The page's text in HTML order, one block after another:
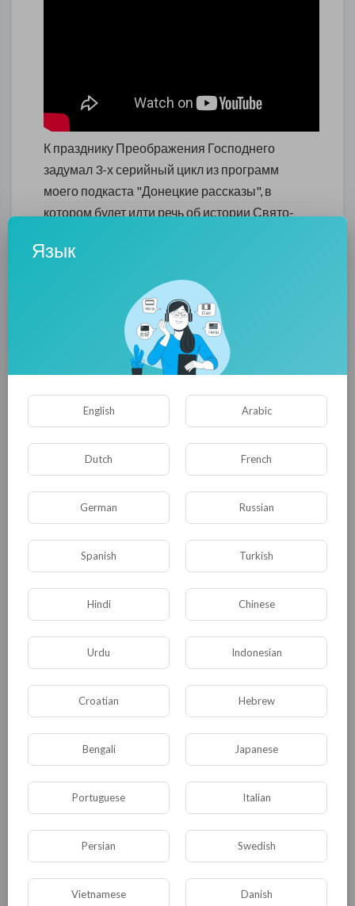
К празднику Преображения Господнего
задумал 3-х серийный цикл из программ
моего подкаста "Донецкие рассказы", в
котором будет идти речь об истории Свято-
Место это было для Донецка знаковым, и
сыграло немалую роль в жизни многих
людей. Сегодня - первая серия, в которой я
рассказываю об истории первого настоятеля
- Александра Матвиевского.
Опубликовать
Комментариев нет
Общая Политика В мире
Общество Происшествия События
Спорт Комедия Развлечение
Язык
English Arabic
Dutch French
German Russian
Spanish Turkish
Hindi Chinese
Urdu Indonesian
Croatian Hebrew
Bengali Japanese
Portuguese Italian
Persian Swedish
Vietnamese Danish